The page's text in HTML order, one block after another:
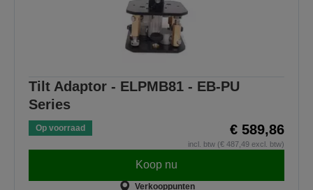
Tilt Adaptor - ELPMB81 - EB-PU
Series
Op voorraad € 589,86
incl. btw (€ 487,49 excl. btw)
Koop nu
Verkooppunten